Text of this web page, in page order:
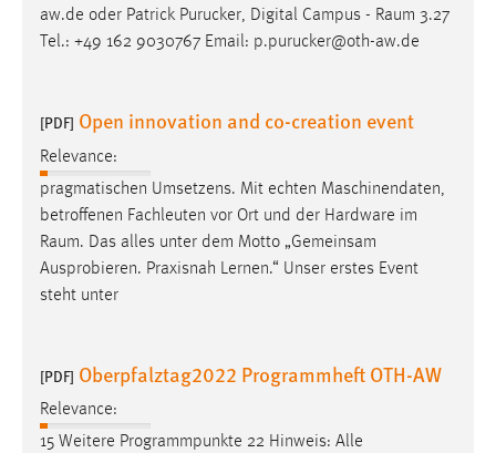
aw.de oder Patrick Purucker, Digital Campus - Raum 3.27
Tel.: +49 162 9030767 Email: p.purucker@oth-aw.de
[PDF] Open innovation and co-creation event
Relevance:
pragmatischen Umsetzens. Mit echten Maschinendaten,
betroffenen Fachleuten vor Ort und der Hardware im
Raum. Das alles unter dem Motto „Gemeinsam
Ausprobieren. Praxisnah Lernen.“ Unser erstes Event
steht unter
[PDF] Oberpfalztag2022 Programmheft OTH-AW
Relevance:
15 Weitere Programmpunkte 22 Hinweis: Alle